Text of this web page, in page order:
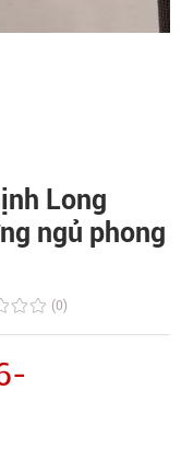
Long
ngủ phong
(0)